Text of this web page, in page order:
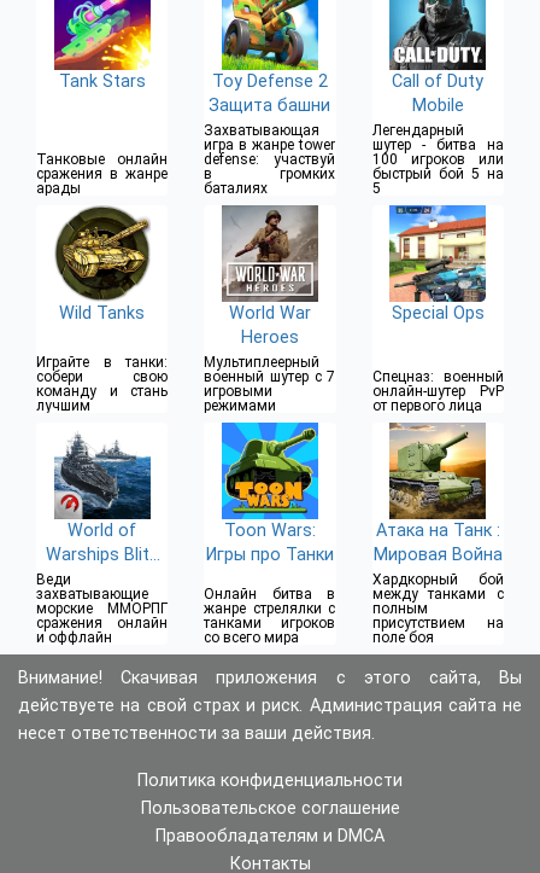
Tank Stars
Танковые онлайн
сражения в жанре
арады
Toy Defense 2
Защита башни
Захватывающая
игра в жанре tower
defense: участвуй
в громких
баталиях
Call of Duty
Mobile
Легендарный
шутер - битва на
100 игроков или
быстрый бой 5 на
5
Wild Tanks
Играйте в танки:
собери свою
команду и стань
лучшим
World War
Heroes
Мультиплеерный
военный шутер с 7
игровыми
режимами
Special Ops
Спецназ: военный
онлайн-шутер PvP
от первого лица
World of
Warships Blitz
Веди
захватывающие
морские ММОРПГ
сражения онлайн
и оффлайн
Toon Wars:
Игры про Танки
Онлайн битва в
жанре стрелялки с
танками игроков
со всего мира
Атака на Танк :
Мировая Война
Хардкорный бой
между танками с
полным
присутствием на
поле боя
Внимание! Скачивая приложения с этого сайта, Вы
действуете на свой страх и риск. Администрация сайта не
несет ответственности за ваши действия.
Политика конфиденциальности
Пользовательское соглашение
Правообладателям и DMCA
Контакты